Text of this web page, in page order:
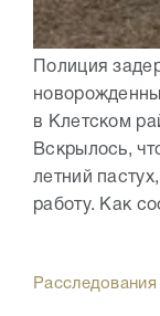
Полиция
в Клетском
Вскрылось,
летний
работу. Как
Расследования